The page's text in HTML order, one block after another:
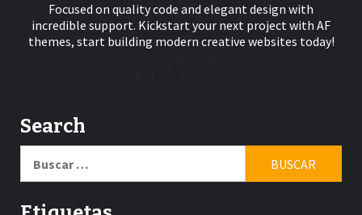
Focused on quality code and elegant design with
incredible support. Kickstart your next project with AF
themes, start building modern creative websites today!
Search